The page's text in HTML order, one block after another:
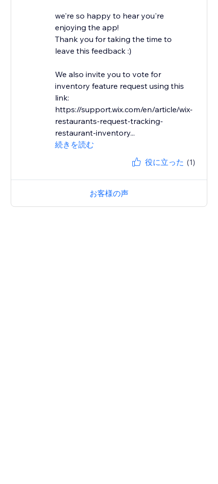
we're so happy to hear you're
enjoying the app!
Thank you for taking the time to
leave this feedback :)
We also invite you to vote for
inventory feature request using this
link:
https://support.wix.com/en/article/wix-
restaurants-request-tracking-
restaurant-inventory...
続きを読む
役に立った (1)
お客様の声